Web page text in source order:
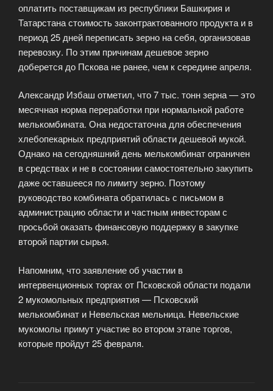
оплатить поставщикам из республики Башкирия и
Татарстана стоимость законтрактованного продукта и в
период 25 дней переписать зерно на себя, организовав
перевозку. По этим причинам дешевое зерно
доберется до Пскова не ранее, чем к середине апреля.
Александр Избаш отметил, что 7 тыс. тонн зерна — это
месячная норма переработки при нормальной работе
мелькомбината. Она недостаточна для обеспечения
хлебопекарных предприятий области дешевой мукой.
Однако на сегодняшний день мелькомбинат ограничен
в средствах и не в состоянии самостоятельно закупить
даже оставшееся по лимиту зерно. Поэтому
руководство комбината обратилась с письмом в
администрацию области и частным инвесторам с
просьбой оказать финансовую поддержку в закупке
второй партии сырья.
Напомним, что заявление об участии в
интервенционных торгах от Псковской области подали
2 мукомольных предприятия — Псковский
мелькомбинат и Невельская мельница. Невельские
мукомолы примут участие во втором этапе торгов,
которые пройдут 25 февраля.